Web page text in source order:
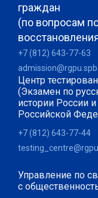
граждан
(по вопросам
+7 (812) 643-77-63
Центр
(Экзамен по
истории России
Российской
+7 (812) 643-77-44
Управление по
с